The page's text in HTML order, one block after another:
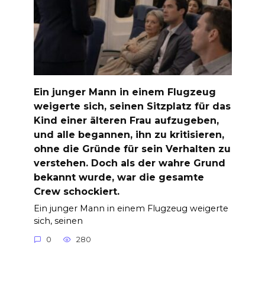
Ein junger Mann in einem Flugzeug
weigerte sich, seinen Sitzplatz für das
Kind einer älteren Frau aufzugeben,
und alle begannen, ihn zu kritisieren,
ohne die Gründe für sein Verhalten zu
verstehen. Doch als der wahre Grund
bekannt wurde, war die gesamte
Crew schockiert.
Ein junger Mann in einem Flugzeug weigerte
sich, seinen
0 280